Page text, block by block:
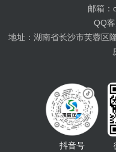
邮箱：
QQ
地址：湖南省长沙市芙蓉区
抖音号